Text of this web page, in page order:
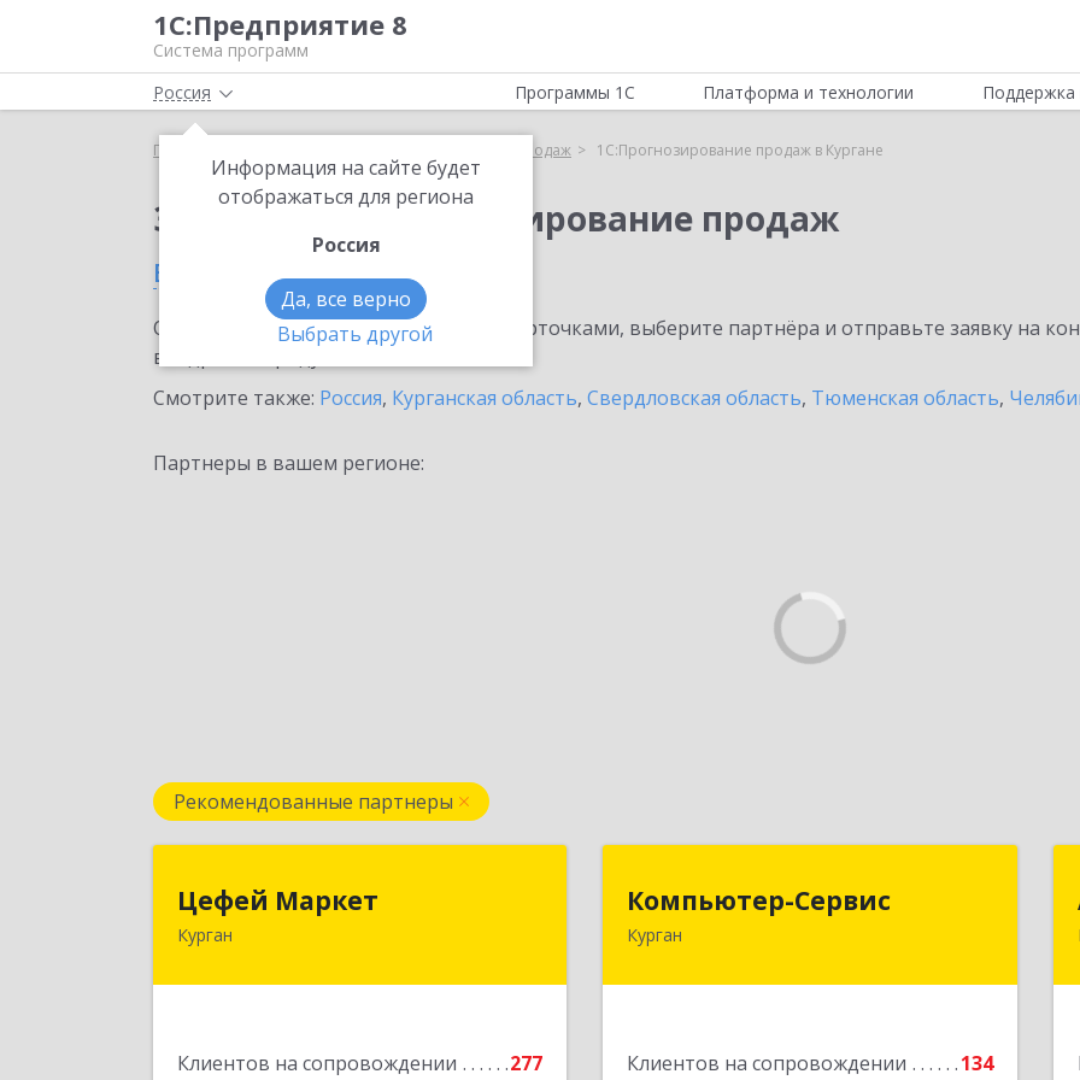
1С:Предприятие 8
Система программ
Россия
Информация на сайте будет
отображаться для региона
Россия
Да, все верно
Выбрать другой
Программы 1С Платформа и технологии Поддержка
Главная 1С:Прогнозирование продаж 1С:Прогнозирование продаж в Кургане
Заказать 1С:Прогнозирование продаж
в Кургане
Ознакомьтесь с информационными карточками, выберите партнёра и отправьте заявку на
внедрение продукта.
Смотрите также: Россия, Курганская область, Свердловская область, Тюменская область,
Партнеры в вашем регионе:
Рекомендованные партнеры
Цефей Маркет
Курган
Клиентов на сопровождении
277
Компьютер-Сервис
Курган
Клиентов на сопровождении 134